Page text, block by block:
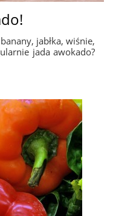
jabłka, wiśnie,
jada awokado?